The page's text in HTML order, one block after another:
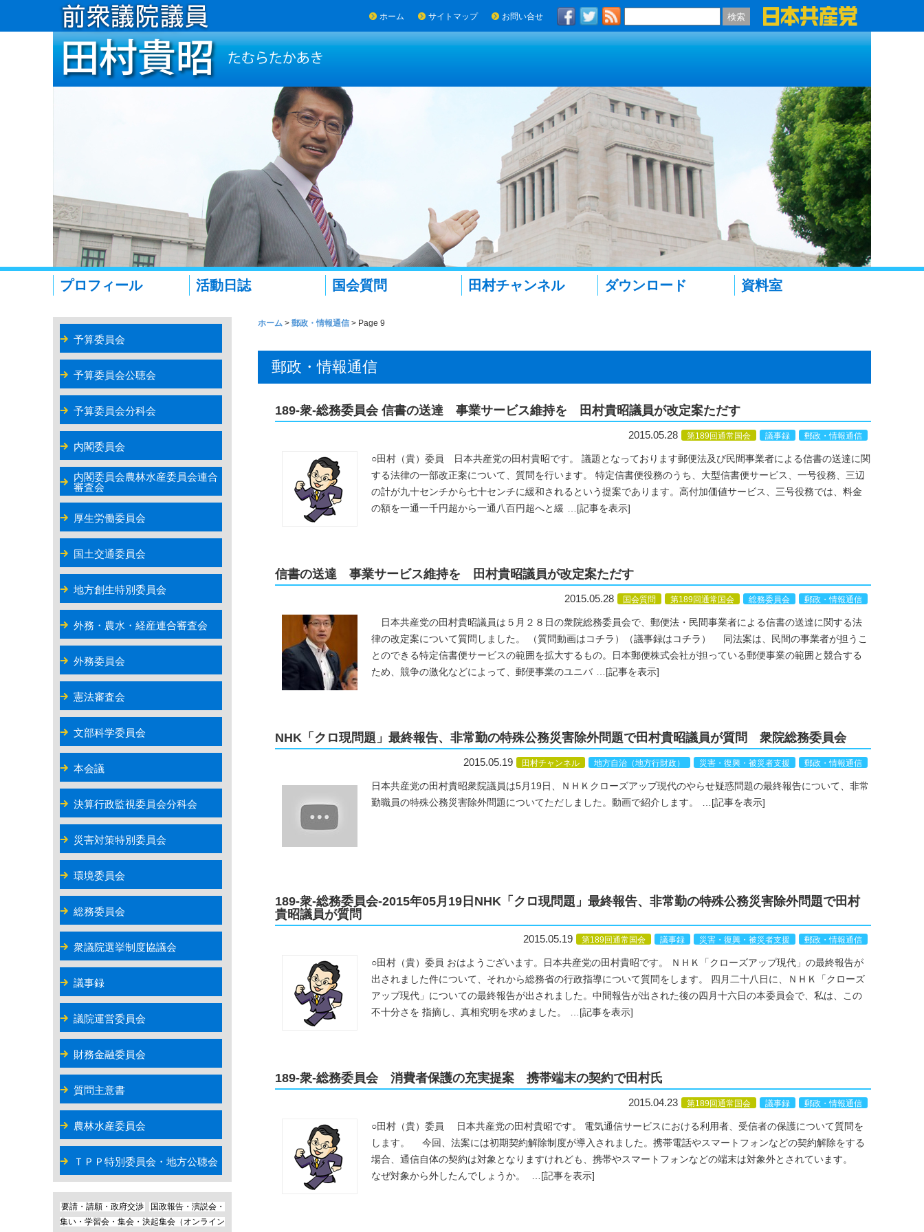
ホーム サイトマップ お問い合せ 検索
プロフィール 活動日誌 国会質問 田村チャンネル ダウンロード 資料室
ホーム> 郵政・情報通信> Page 9
郵政・情報通信
189-衆-総務委員会 信書の送達 事業サービス維持を 田村貴昭議員が改定案ただす
2015.05.28 第189回通常国会 議事録 郵政・情報通信
○田村（貴）委員 日本共産党の田村貴昭です。 議題となっております郵便法及び民間事業者による信書の送達に関
する法律の一部改正案について、質問を行います。 特定信書便役務のうち、大型信書便サービス、一号役務、三辺
の計が九十センチから七十センチに緩和されるという提案であります。高付加価値サービス、三号役務では、料金
の額を一通一千円超から一通八百円超へと緩 … [記事を表示]
信書の送達 事業サービス維持を 田村貴昭議員が改定案ただす
2015.05.28 国会質問 第189回通常国会 総務委員会 郵政・情報通信
日本共産党の田村貴昭議員は５月２８日の衆院総務委員会で、郵便法・民間事業者による信書の送達に関する法
律の改定案について質問しました。 （質問動画はコチラ）（議事録はコチラ） 同法案は、民間の事業者が担うこ
とのできる特定信書便サービスの範囲を拡大するもの。日本郵便株式会社が担っている郵便事業の範囲と競合する
ため、競争の激化などによって、郵便事業のユニバ … [記事を表示]
NHK「クロ現問題」最終報告、非常勤の特殊公務災害除外問題で田村貴昭議員が質問 衆院総務委員会
2015.05.19 田村チャンネル 地方自治（地方行財政） 災害・復興・被災者支援 郵政・情報通信
日本共産党の田村貴昭衆院議員は5月19日、ＮＨＫクローズアップ現代のやらせ疑惑問題の最終報告について、非常
勤職員の特殊公務災害除外問題についてただしました。動画で紹介します。
… [記事を表示]
189-衆-総務委員会-2015年05月19日NHK「クロ現問題」最終報告、非常勤の特殊公務災害除外問題で田村
貴昭議員が質問
2015.05.19 第189回通常国会 議事録 災害・復興・被災者支援 郵政・情報通信
○田村（貴）委員 おはようございます。日本共産党の田村貴昭です。 ＮＨＫ「クローズアップ現代」の最終報告が
出されました件について、それから総務省の行政指導について質問をします。 四月二十八日に、ＮＨＫ「クローズ
アップ現代」についての最終報告が出されました。中間報告が出された後の四月十六日の本委員会で、私は、この
不十分さを 指摘し、真相究明を求めました。
… [記事を表示]
189-衆-総務委員会 消費者保護の充実提案 携帯端末の契約で田村氏
2015.04.23 第189回通常国会 議事録 郵政・情報通信
○田村（貴）委員 日本共産党の田村貴昭です。 電気通信サービスにおける利用者、受信者の保護について質問を
します。 今回、法案には初期契約解除制度が導入されました。携帯電話やスマートフォンなどの契約解除をする
場合、通信自体の契約は対象となりますけれども、携帯やスマートフォンなどの端末は対象外とされています。
なぜ対象から外したんでしょうか。
… [記事を表示]
予算委員会
予算委員会公聴会
予算委員会分科会
内閣委員会
内閣委員会農林水産委員会連合
審査会
厚生労働委員会
国土交通委員会
地方創生特別委員会
外務・農水・経産連合審査会
外務委員会
憲法審査会
文部科学委員会
本会議
決算行政監視委員会分科会
災害対策特別委員会
環境委員会
総務委員会
衆議院選挙制度協議会
議事録
議院運営委員会
財務金融委員会
質問主意書
農林水産委員会
ＴＰＰ特別委員会・地方公聴会
要請・請願・政府交渉
国政報告・演説会・
集い・学習会・集会・決起集会（オンライン